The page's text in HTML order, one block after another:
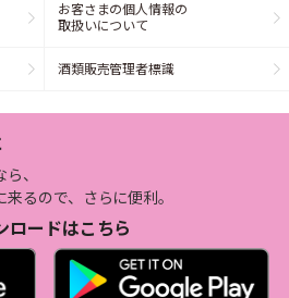
お客さまの個人情報の
取扱いについて
酒類販売管理者標識
、
るので、さらに便利。
ロードはこちら